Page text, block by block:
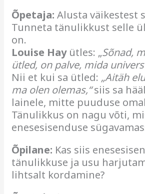
Õpetaja:Alusta väikestest
Tunneta tänulikkust selle
on.
Louise Hayütles: „Sõnad,
ütled, on palve, mida
Nii et kui sa ütled: „Aitäh
ma olen olemas,“siis sa
lainele, mitte puuduse
Tänulikkus on nagu võti,
enesesisenduse
Õpilane: Kas siis
tänulikkuse ja usu
lihtsalt kordamine?